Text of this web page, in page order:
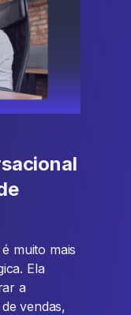
muito mais
Ela
a
vendas,